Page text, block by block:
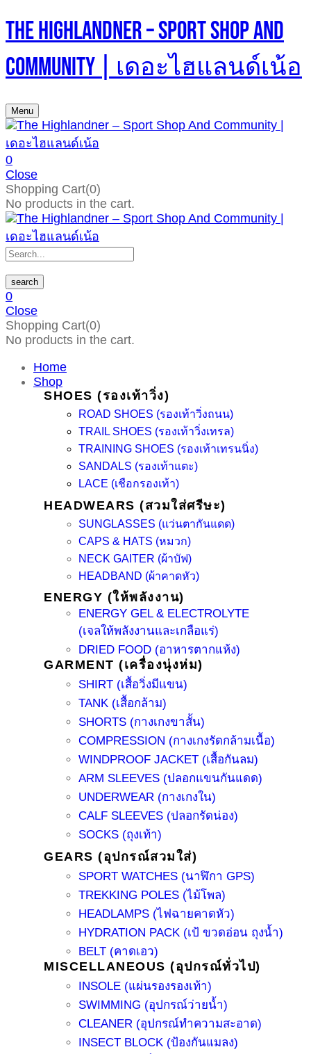
The Highlandner – Sport Shop And
Community | เดอะไฮแลนด์เน้อ
Menu
0
Close
Shopping Cart(0)
No products in the cart.
search
0
Close
Shopping Cart(0)
No products in the cart.
Home
Shop
SHOES (รองเท้าวิ่ง)
ROAD SHOES (รองเท้าวิ่งถนน)
TRAIL SHOES (รองเท้าวิ่งเทรล)
TRAINING SHOES (รองเท้าเทรนนิ่ง)
SANDALS (รองเท้าแตะ)
LACE (เชือกรองเท้า)
HEADWEARS (สวมใส่ศรีษะ)
SUNGLASSES (แว่นตากันแดด)
CAPS & HATS (หมวก)
NECK GAITER (ผ้าบัฟ)
HEADBAND (ผ้าคาดหัว)
ENERGY (ให้พลังงาน)
ENERGY GEL & ELECTROLYTE
(เจลให้พลังงานและเกลือแร่)
DRIED FOOD (อาหารตากแห้ง)
GARMENT (เครื่องนุ่งห่ม)
SHIRT (เสื้อวิ่งมีแขน)
TANK (เสื้อกล้าม)
SHORTS (กางเกงขาสั้น)
COMPRESSION (กางเกงรัดกล้ามเนื้อ)
WINDPROOF JACKET (เสื้อกันลม)
ARM SLEEVES (ปลอกแขนกันแดด)
UNDERWEAR (กางเกงใน)
CALF SLEEVES (ปลอกรัดน่อง)
SOCKS (ถุงเท้า)
GEARS (อุปกรณ์สวมใส่)
SPORT WATCHES (นาฬิกา GPS)
TREKKING POLES (ไม้โพล)
HEADLAMPS (ไฟฉายคาดหัว)
HYDRATION PACK (เป้ ขวดอ่อน ถุงน้ำ)
BELT (คาดเอว)
MISCELLANEOUS (อุปกรณ์ทั่วไป)
INSOLE (แผ่นรองรองเท้า)
SWIMMING (อุปกรณ์ว่ายน้ำ)
CLEANER (อุปกรณ์ทำความสะอาด)
INSECT BLOCK (ป้องกันแมลง)